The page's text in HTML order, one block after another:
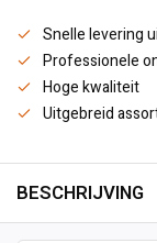
Snelle levering
Professionele
Hoge kwaliteit
Uitgebreid
BESCHRIJVING